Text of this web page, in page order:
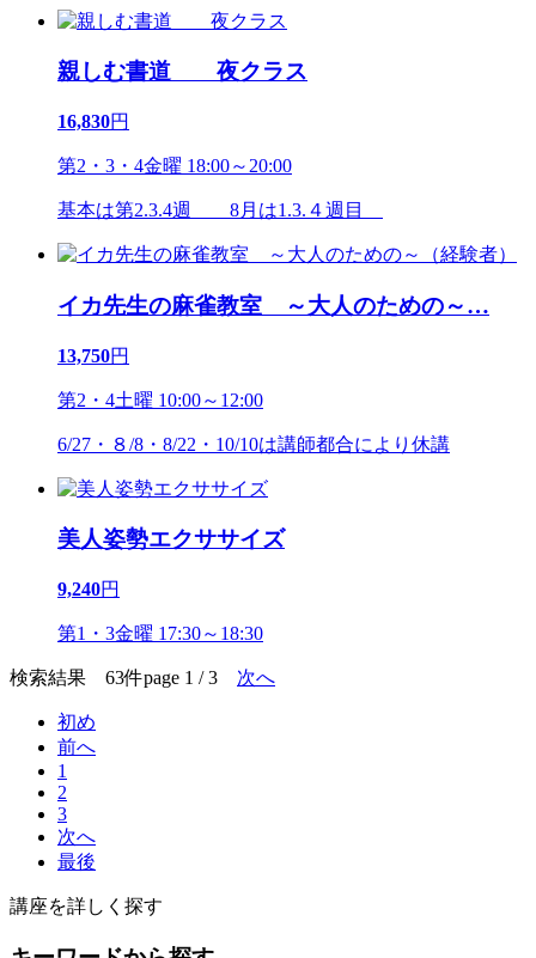
親しむ書道 夜クラス
16,830円
第2・3・4金曜 18:00～20:00
基本は第2.3.4週 8月は1.3.４週目
イカ先生の麻雀教室 ～大人のための～…
13,750円
第2・4土曜 10:00～12:00
6/27・８/8・8/22・10/10は講師都合により休講
美人姿勢エクササイズ
9,240円
第1・3金曜 17:30～18:30
検索結果 63件page 1 / 3 次へ
初め
前へ
1
2
3
次へ
最後
講座を詳しく探す